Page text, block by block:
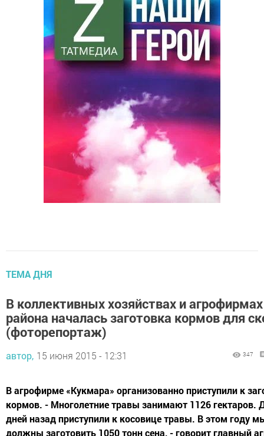
ТЕМА ДНЯ
В коллективных хозяйствах и агрофирмах
района началась заготовка кормов для
(фоторепортаж)
автор, 15 июня 2015 - 12:31 347
В агрофирме «Кукмара» организованно приступили к
кормов. - Многолетние травы занимают 1126 гектаров.
дней назад приступили к косовице травы. В этом году
должны заготовить 1050 тонн сена, - говорит главный